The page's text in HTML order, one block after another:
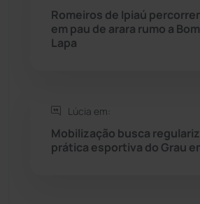
Tanhaçu
Romeiros de Ipiaú
em pau de arara rumo a
Lapa
Lúcia em:
Mobilização busca
prática esportiva do Grau